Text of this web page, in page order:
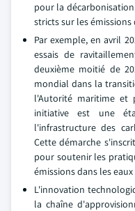
pour la
stricts sur les émissions
Par exemple, en avril
essais de
deuxième moitié de
mondial dans la
l'Autorité maritime et
initiative est une
l'infrastructure des
Cette démarche
pour soutenir les
émissions dans les
L'innovation
la chaîne